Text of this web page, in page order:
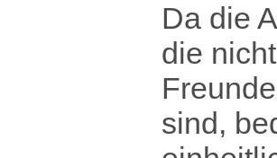
Da die
die
sind,